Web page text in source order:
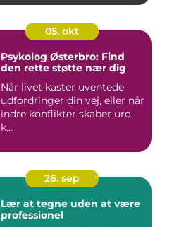
05. okt
Psykolog Østerbro: Find
den rette støtte nær dig
Når livet kaster uventede
udfordringer din vej, eller når
indre konflikter skaber uro,
k...
26. sep
Lær at tegne uden at være
professionel